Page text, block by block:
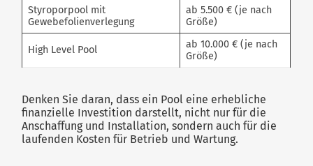
Styroporpool mit
Gewebefolienverlegung
ab 5.500 € (je nach
Größe)
High Level Pool
ab 10.000 € (je nach
Größe)
Denken Sie daran, dass ein Pool eine erhebliche
finanzielle Investition darstellt, nicht nur für die
Anschaffung und Installation, sondern auch für die
laufenden Kosten für Betrieb und Wartung.